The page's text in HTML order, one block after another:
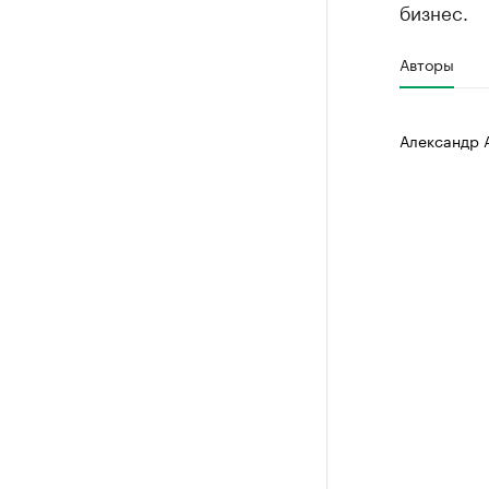
бизнес.
Авторы
Александр